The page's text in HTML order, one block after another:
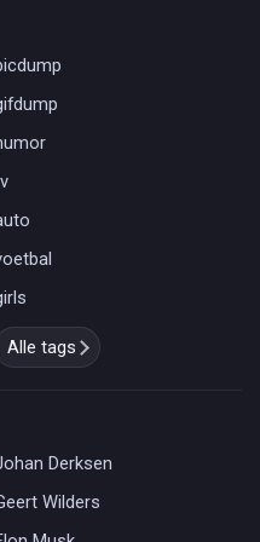
Alle tags
Derksen
Wilders